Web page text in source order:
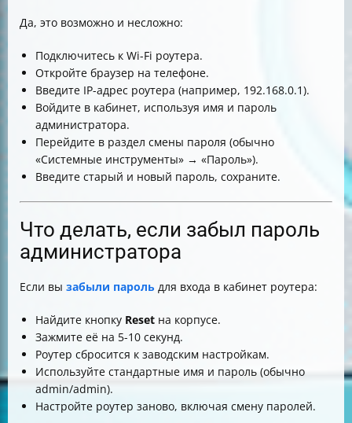
Да, это возможно и несложно:
Подключитесь к Wi-Fi роутера.
Откройте браузер на телефоне.
Введите IP-адрес роутера (например, 192.168.0.1).
Войдите в кабинет, используя имя и пароль
администратора.
Перейдите в раздел смены пароля (обычно
«Системные инструменты» → «Пароль»).
Введите старый и новый пароль, сохраните.
Что делать, если забыл пароль
администратора
Если вы забыли пароль для входа в кабинет роутера:
Найдите кнопку Reset на корпусе.
Зажмите её на 5-10 секунд.
Роутер сбросится к заводским настройкам.
Используйте стандартные имя и пароль (обычно
admin/admin).
Настройте роутер заново, включая смену паролей.